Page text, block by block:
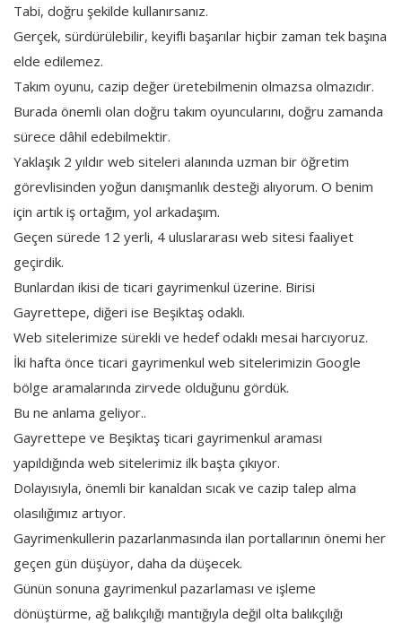
Tabi, doğru şekilde kullanırsanız.
Gerçek, sürdürülebilir, keyifli başarılar hiçbir zaman tek başına
elde edilemez.
Takım oyunu, cazip değer üretebilmenin olmazsa olmazıdır.
Burada önemli olan doğru takım oyuncularını, doğru zamanda
sürece dâhil edebilmektir.
Yaklaşık 2 yıldır web siteleri alanında uzman bir öğretim
görevlisinden yoğun danışmanlık desteği alıyorum. O benim
için artık iş ortağım, yol arkadaşım.
Geçen sürede 12 yerli, 4 uluslararası web sitesi faaliyet
geçirdik.
Bunlardan ikisi de ticari gayrimenkul üzerine. Birisi
Gayrettepe, diğeri ise Beşiktaş odaklı.
Web sitelerimize sürekli ve hedef odaklı mesai harcıyoruz.
İki hafta önce ticari gayrimenkul web sitelerimizin Google
bölge aramalarında zirvede olduğunu gördük.
Bu ne anlama geliyor..
Gayrettepe ve Beşiktaş ticari gayrimenkul araması
yapıldığında web sitelerimiz ilk başta çıkıyor.
Dolayısıyla, önemli bir kanaldan sıcak ve cazip talep alma
olasılığımız artıyor.
Gayrimenkullerin pazarlanmasında ilan portallarının önemi her
geçen gün düşüyor, daha da düşecek.
Günün sonuna gayrimenkul pazarlaması ve işleme
dönüştürme, ağ balıkçılığı mantığıyla değil olta balıkçılığı